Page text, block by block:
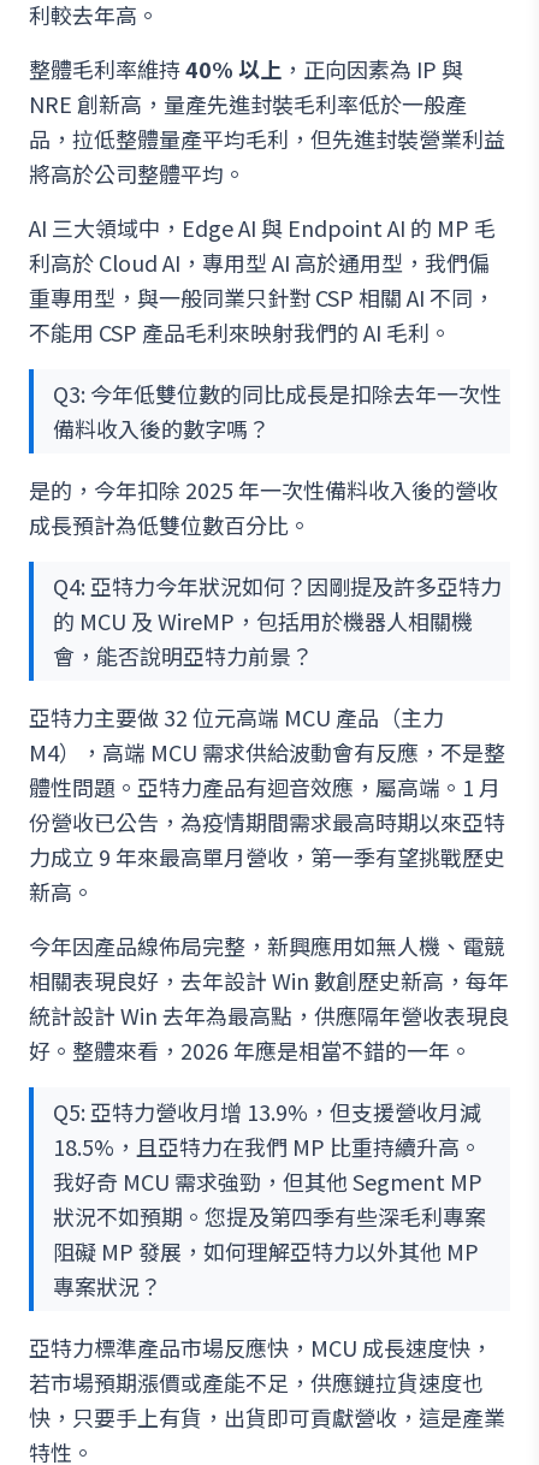
利較去年高。
整體毛利率維持40% 以上 ，正向因素為 IP 與
NRE 創新高，量產先進封裝毛利率低於一般產
品，拉低整體量產平均毛利，但先進封裝營業利益
將高於公司整體平均。
AI 三大領域中，Edge AI 與 Endpoint AI 的 MP 毛
利高於 Cloud AI，專用型 AI 高於通用型，我們偏
重專用型，與一般同業只針對 CSP 相關 AI 不同，
不能用 CSP 產品毛利來映射我們的 AI 毛利。
Q3: 今年低雙位數的同比成長是扣除去年一次性
備料收入後的數字嗎？
是的，今年扣除 2025 年一次性備料收入後的營收
成長預計為低雙位數百分比。
Q4: 亞特力今年狀況如何？因剛提及許多亞特力
的 MCU 及 WireMP，包括用於機器人相關機
會，能否說明亞特力前景？
亞特力主要做 32 位元高端 MCU 產品（主力
M4），高端 MCU 需求供給波動會有反應，不是整
體性問題。亞特力產品有迴音效應，屬高端。1 月
份營收已公告，為疫情期間需求最高時期以來亞特
力成立 9 年來最高單月營收，第一季有望挑戰歷史
新高。
今年因產品線佈局完整，新興應用如無人機、電競
相關表現良好，去年設計 Win 數創歷史新高，每年
統計設計 Win 去年為最高點，供應隔年營收表現良
好。整體來看，2026 年應是相當不錯的一年。
Q5: 亞特力營收月增 13.9%，但支援營收月減
18.5%，且亞特力在我們 MP 比重持續升高。
我好奇 MCU 需求強勁，但其他 Segment MP
狀況不如預期。您提及第四季有些深毛利專案
阻礙 MP 發展，如何理解亞特力以外其他 MP
專案狀況？
亞特力標準產品市場反應快，MCU 成長速度快，
若市場預期漲價或產能不足，供應鏈拉貨速度也
快，只要手上有貨，出貨即可貢獻營收，這是產業
特性。